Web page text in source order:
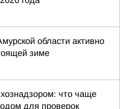
области активно
зиме
что чаще
для проверок